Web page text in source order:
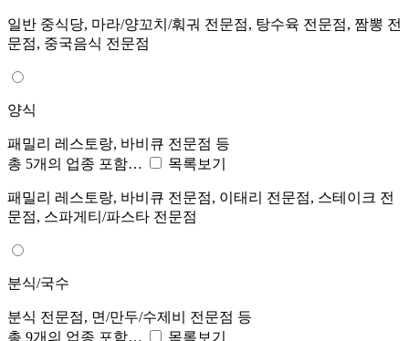
일반 중식당, 마라/양꼬치/훠궈 전문점, 탕수육 전문점, 짬뽕 전
문점, 중국음식 전문점
양식
패밀리 레스토랑, 바비큐 전문점 등
총 5개의 업종 포함…
목록보기
패밀리 레스토랑, 바비큐 전문점, 이태리 전문점, 스테이크 전
문점, 스파게티/파스타 전문점
분식/국수
분식 전문점, 면/만두/수제비 전문점 등
총 9개의 업종 포함…
목록보기